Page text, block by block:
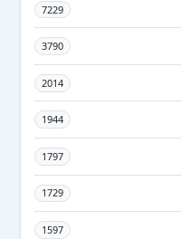
7229
3790
2014
1944
1797
1729
1597